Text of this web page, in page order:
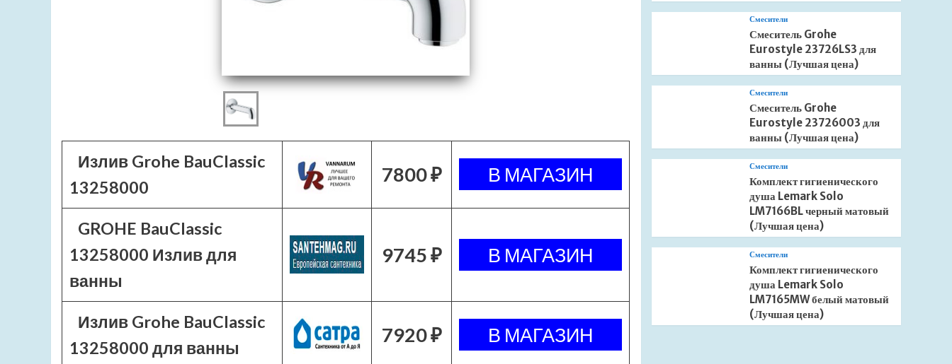
Излив Grohe BauClassic
13258000
7800 ₽
GROHE BauClassic
13258000 Излив для
ванны
9745 ₽
Излив Grohe BauClassic
13258000 для ванны
7920 ₽
Смесители
Смеситель Grohe
Eurostyle 23726LS3 для
ванны (Лучшая цена)
Смесители
Смеситель Grohe
Eurostyle 23726003 для
ванны (Лучшая цена)
Смесители
Комплект гигиенического
душа Lemark Solo
LM7166BL черный матовый
(Лучшая цена)
Смесители
Комплект гигиенического
душа Lemark Solo
LM7165MW белый матовый
(Лучшая цена)